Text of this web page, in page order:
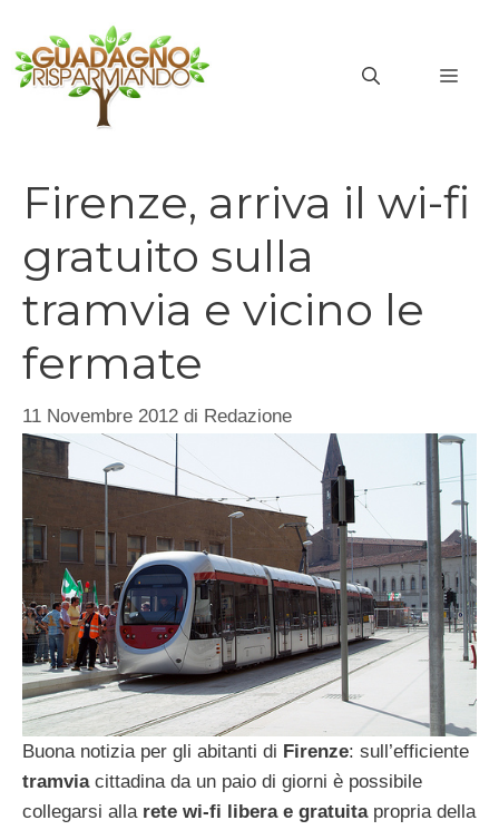
contenuto
Firenze, arriva il wi-fi
gratuito sulla
tramvia e vicino le
fermate
11 Novembre 2012 di Redazione
Buona notizia per gli abitanti di Firenze: sull’efficiente
tramviacittadina da un paio di giorni è possibile
collegarsi allarete wi-fi libera e gratuitapropria della